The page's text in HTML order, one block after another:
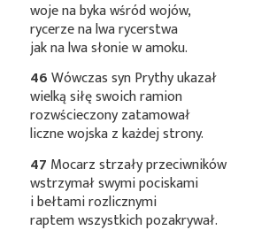
woje na byka wśród wojów,
rycerze na lwa rycerstwa
jak na lwa słonie w amoku.
46Wówczas syn Prythy ukazał
wielką siłę swoich ramion
rozwścieczony zatamował
liczne wojska z każdej strony.
47 Mocarz strzały przeciwników
wstrzymał swymi pociskami
i bełtami rozlicznymi
raptem wszystkich pozakrywał.